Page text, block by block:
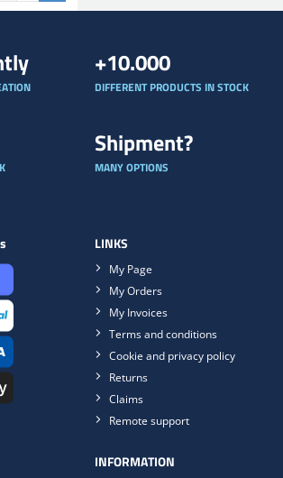
+10.000
DIFFERENT PRODUCTS IN STOCK
Shipment?
MANY OPTIONS
LINKS
My Page
My Orders
My Invoices
Terms and conditions
Cookie and privacy policy
Returns
Claims
Remote support
INFORMATION